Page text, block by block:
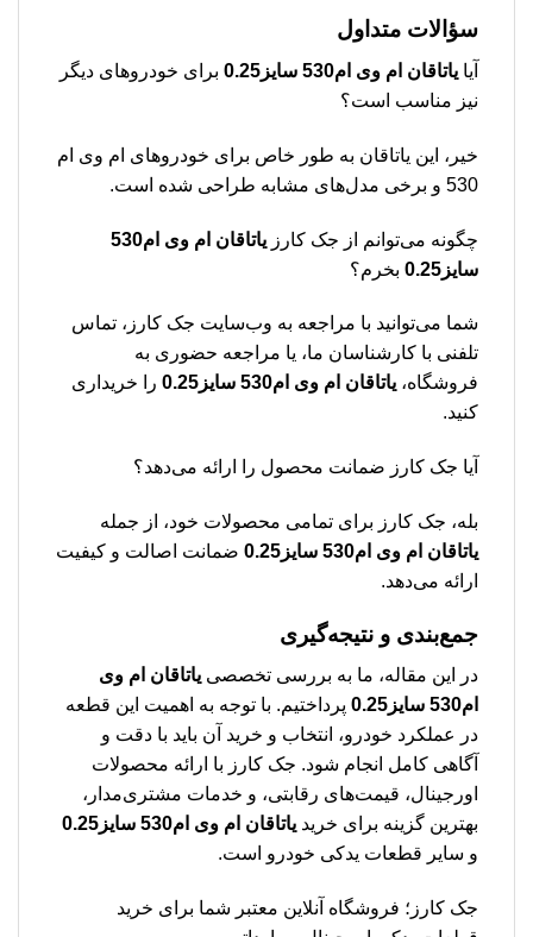
سؤالات متداول
آیا یاتاقان ام وی ام530 سایز0.25
برای خودروهای دیگر
نیز مناسب است؟
خیر، این یاتاقان به طور خاص برای خودروهای ام وی ام
530 و برخی مدل‌های مشابه طراحی شده است.
چگونه می‌توانم از جک کارز
یاتاقان ام وی ام530
سایز0.25
بخرم؟
شما می‌توانید با مراجعه به وب‌سایت جک کارز، تماس
تلفنی با کارشناسان ما، یا مراجعه حضوری به
فروشگاه، یاتاقان ام وی ام530 سایز0.25
را خریداری
کنید.
آیا جک کارز ضمانت محصول را ارائه می‌دهد؟
بله، جک کارز برای تمامی محصولات خود، از جمله
یاتاقان ام وی ام530 سایز0.25
ضمانت اصالت و کیفیت
ارائه می‌دهد.
جمع‌بندی و نتیجه‌گیری
در این مقاله، ما به بررسی تخصصی یاتاقان ام وی
ام530 سایز0.25
پرداختیم. با توجه به اهمیت این قطعه
در عملکرد خودرو، انتخاب و خرید آن باید با دقت و
آگاهی کامل انجام شود. جک کارز با ارائه محصولات
اورجینال، قیمت‌های رقابتی، و خدمات مشتری‌مدار،
بهترین گزینه برای خرید یاتاقان ام وی ام530 سایز0.25
و سایر قطعات یدکی خودرو است.
جک کارز؛ فروشگاه آنلاین معتبر شما برای خرید